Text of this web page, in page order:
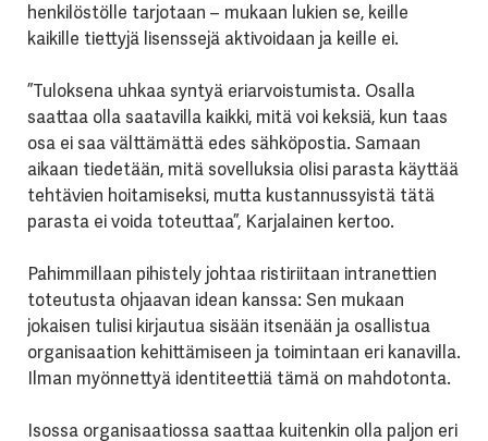
henkilöstölle tarjotaan – mukaan lukien se, keille
kaikille tiettyjä lisenssejä aktivoidaan ja keille ei.
”Tuloksena uhkaa syntyä eriarvoistumista. Osalla
saattaa olla saatavilla kaikki, mitä voi keksiä, kun taas
osa ei saa välttämättä edes sähköpostia. Samaan
aikaan tiedetään, mitä sovelluksia olisi parasta käyttää
tehtävien hoitamiseksi, mutta kustannussyistä tätä
parasta ei voida toteuttaa”, Karjalainen kertoo.
Pahimmillaan pihistely johtaa ristiriitaan intranettien
toteutusta ohjaavan idean kanssa: Sen mukaan
jokaisen tulisi kirjautua sisään itsenään ja osallistua
organisaation kehittämiseen ja toimintaan eri kanavilla.
Ilman myönnettyä identiteettiä tämä on mahdotonta.
Isossa organisaatiossa saattaa kuitenkin olla paljon eri